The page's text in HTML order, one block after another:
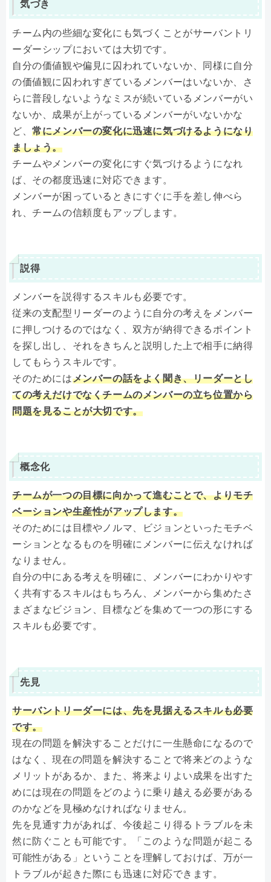
気づき
チーム内の些細な変化にも気づくことがサーバントリ
ーダーシップにおいては大切です。
自分の価値観や偏見に囚われていないか、同様に自分
の価値観に囚われすぎているメンバーはいないか、さ
らに普段しないようなミスが続いているメンバーがい
ないか、成果が上がっているメンバーがいないかな
ど、常にメンバーの変化に迅速に気づけるようになり
ましょう。
チームやメンバーの変化にすぐ気づけるようになれ
ば、その都度迅速に対応できます。
メンバーが困っているときにすぐに手を差し伸べら
れ、チームの信頼度もアップします。
説得
メンバーを説得するスキルも必要です。
従来の支配型リーダーのように自分の考えをメンバー
に押しつけるのではなく、双方が納得できるポイント
を探し出し、それをきちんと説明した上で相手に納得
してもらうスキルです。
そのためにはメンバーの話をよく聞き、リーダーとし
ての考えだけでなくチームのメンバーの立ち位置から
問題を見ることが大切です。
概念化
チームが一つの目標に向かって進むことで、よりモチ
ベーションや生産性がアップします。
そのためには目標やノルマ、ビジョンといったモチベ
ーションとなるものを明確にメンバーに伝えなければ
なりません。
自分の中にある考えを明確に、メンバーにわかりやす
く共有するスキルはもちろん、メンバーから集めたさ
まざまなビジョン、目標などを集めて一つの形にする
スキルも必要です。
先見
サーバントリーダーには、先を見据えるスキルも必要
です。
現在の問題を解決することだけに一生懸命になるので
はなく、現在の問題を解決することで将来どのような
メリットがあるか、また、将来よりよい成果を出すた
めには現在の問題をどのように乗り越える必要がある
のかなどを見極めなければなりません。
先を見通す力があれば、今後起こり得るトラブルを未
然に防ぐことも可能です。「このような問題が起こる
可能性がある」ということを理解しておけば、万が一
トラブルが起きた際にも迅速に対応できます。